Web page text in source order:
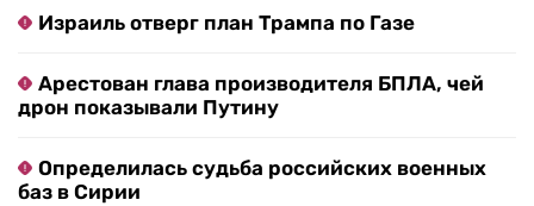
Израиль отверг план Трампа по Газе
Арестован глава производителя БПЛА, чей
дрон показывали Путину
Определилась судьба российских военных
баз в Сирии